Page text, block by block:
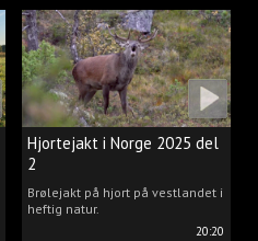
20:20
Hjortejakt i Norge 2025 del
2
Brølejakt på hjort på vestlandet i
heftig natur.